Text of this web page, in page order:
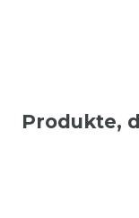
Produkte,